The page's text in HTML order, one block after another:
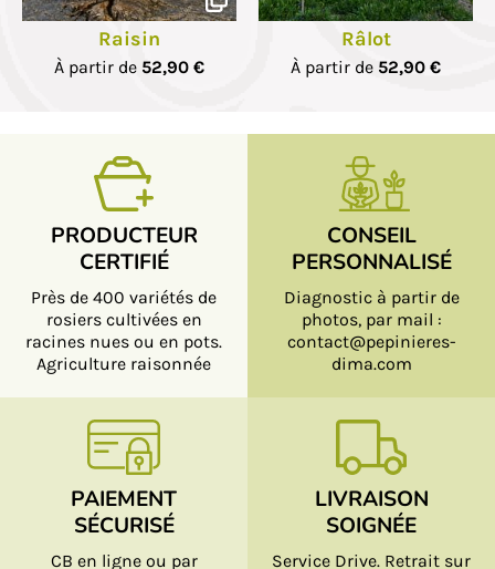
Raisin
À partir de 52,90 €
Râlot
À partir de 52,90 €
PRODUCTEUR
CERTIFIÉ
Près de 400 variétés de
rosiers cultivées en
racines nues ou en pots.
Agriculture raisonnée
CONSEIL
PERSONNALISÉ
Diagnostic à partir de
photos, par mail :
contact@pepinieres-
dima.com
PAIEMENT
SÉCURISÉ
CB en ligne ou par
LIVRAISON
SOIGNÉE
Service Drive. Retrait sur